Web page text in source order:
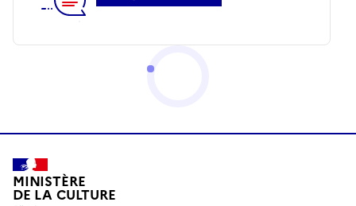
MINISTÈRE
DE LA CULTURE